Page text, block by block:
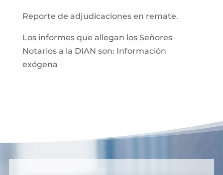
Reporte de adjudicaciones en remate.
Los informes que allegan los Señores
Notarios a la DIAN son: Información
exógena